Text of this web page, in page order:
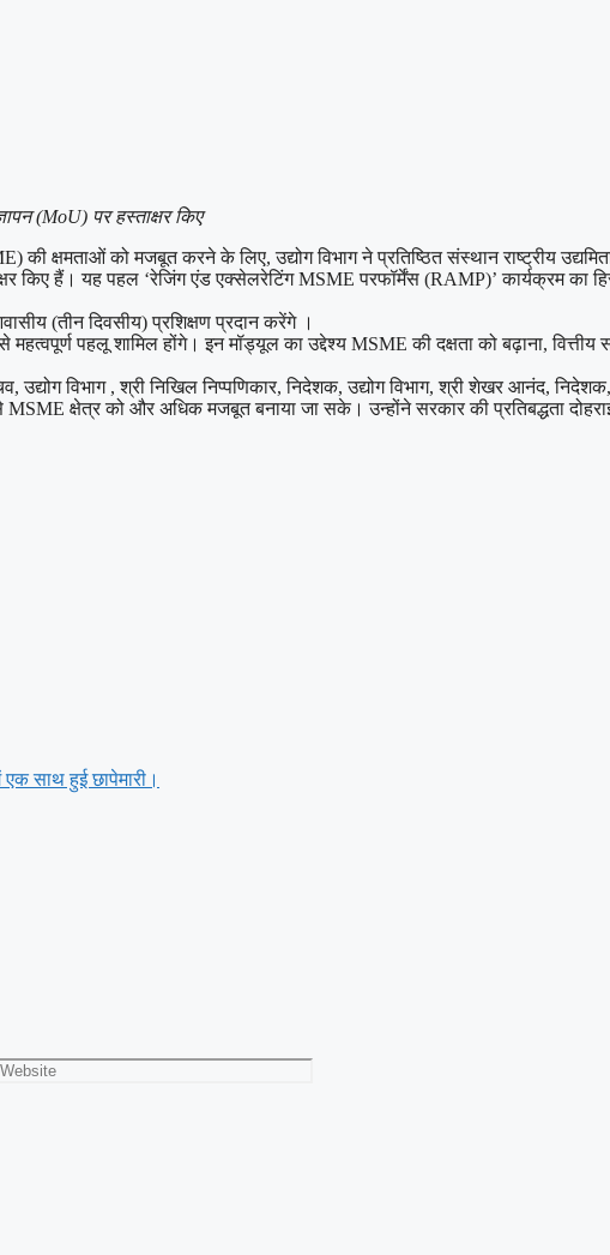
(MoU) पर हस्ताक्षर किए
की क्षमताओं को मजबूत करने के लिए, उद्योग विभाग ने प्रतिष्ठित संस्थान राष्ट्रीय
किए हैं। यह पहल ‘रेजिंग एंड एक्सेलरेटिंग MSME परफॉर्मेंस (RAMP)’ कार्यक्रम का
(तीन दिवसीय) प्रशिक्षण प्रदान करेंगे ।
पहलू शामिल होंगे। इन मॉड्यूल का उद्देश्य MSME की दक्षता को बढ़ाना,
उद्योग विभाग , श्री निखिल निप्पणिकार, निदेशक, उद्योग विभाग, श्री शेखर आनंद,
क्षेत्र को और अधिक मजबूत बनाया जा सके। उन्होंने सरकार की प्रतिबद्धता
साथ हुई छापेमारी।